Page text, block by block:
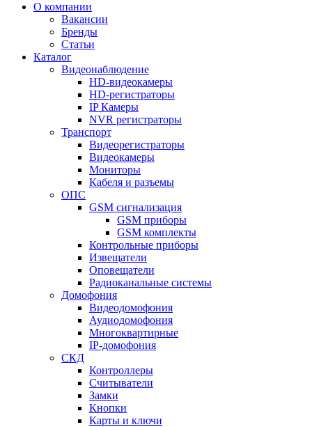
О компании
Вакансии
Бренды
Статьи
Каталог
Видеонаблюдение
HD-видеокамеры
HD-регистраторы
IP Камеры
NVR регистраторы
Транспорт
Видеорегистраторы
Видеокамеры
Мониторы
Кабеля и разъемы
ОПС
GSM сигнализация
GSM приборы
GSM комплекты
Контрольные приборы
Извещатели
Оповещатели
Радиоканальные системы
Домофония
Видеодомофония
Аудиодомофония
Многоквартирные
IP-домофония
СКД
Контроллеры
Считыватели
Замки
Кнопки
Карты и ключи